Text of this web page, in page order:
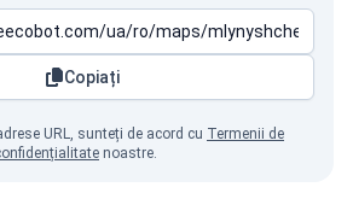
Copiați
URL, sunteți de acord cu Termenii de
noastre.